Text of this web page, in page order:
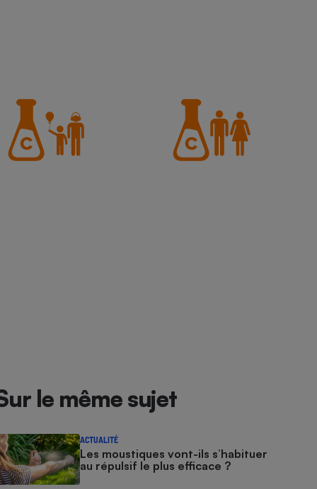
le même sujet
ACTUALITÉ
Les moustiques vont-ils s’habituer
au répulsif le plus efficace ?